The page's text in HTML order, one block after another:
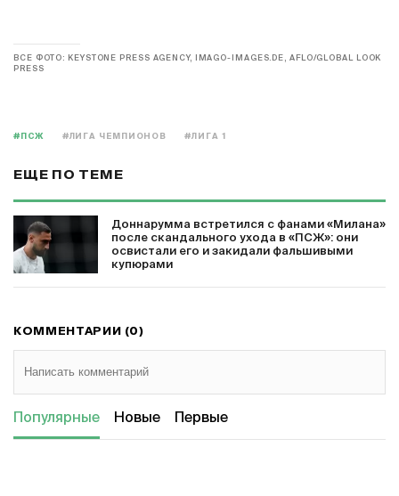
ВСЕ ФОТО: KEYSTONE PRESS AGENCY, IMAGO-IMAGES.DE, AFLO/GLOBAL LOOK
PRESS
#ПСЖ #ЛИГА ЧЕМПИОНОВ #ЛИГА 1
ЕЩЕ ПО ТЕМЕ
Доннарумма встретился с фанами «Милана»
после скандального ухода в «ПСЖ»: они
освистали его и закидали фальшивыми
купюрами
КОММЕНТАРИИ (0)
Популярные Новые Первые